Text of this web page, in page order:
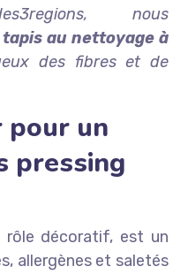
nous
tapis au nettoyage à
des fibres et de
pour un
pressing
rôle décoratif, est un
allergènes et saletés